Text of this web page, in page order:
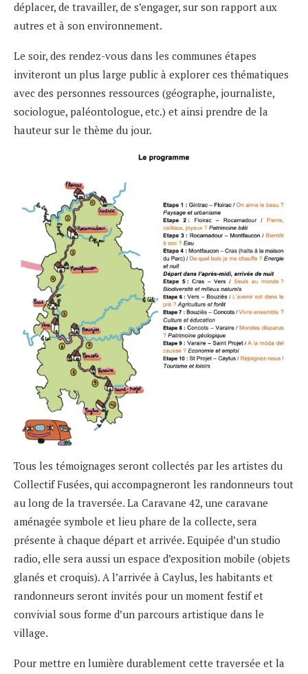
déplacer, de travailler, de s’engager, sur son rapport aux
autres et à son environnement.
Le soir, des rendez-vous dans les communes étapes
inviteront un plus large public à explorer ces thématiques
avec des personnes ressources (géographe, journaliste,
sociologue, paléontologue, etc.) et ainsi prendre de la
hauteur sur le thème du jour.
Tous les témoignages seront collectés par les artistes du
Collectif Fusées, qui accompagneront les randonneurs tout
au long de la traversée. La Caravane 42, une caravane
aménagée symbole et lieu phare de la collecte, sera
présente à chaque départ et arrivée. Equipée d’un studio
radio, elle sera aussi un espace d’exposition mobile (objets
glanés et croquis). A l’arrivée à Caylus, les habitants et
randonneurs seront invités pour un moment festif et
convivial sous forme d’un parcours artistique dans le
village.
Pour mettre en lumière durablement cette traversée et la